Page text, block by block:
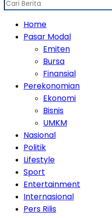
Home
Pasar Modal
Emiten
Bursa
Finansial
Perekonomian
Ekonomi
Bisnis
UMKM
Nasional
Politik
Lifestyle
Sport
Entertainment
Internasional
Pers Rilis